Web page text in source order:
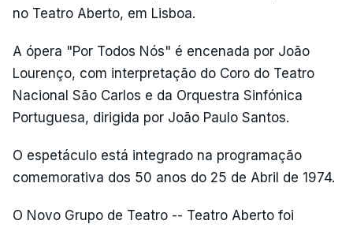
no Teatro Aberto, em Lisboa.
A ópera "Por Todos Nós" é encenada por João
Lourenço, com interpretação do Coro do Teatro
Nacional São Carlos e da Orquestra Sinfónica
Portuguesa, dirigida por João Paulo Santos.
O espetáculo está integrado na programação
comemorativa dos 50 anos do 25 de Abril de 1974.
O Novo Grupo de Teatro -- Teatro Aberto foi